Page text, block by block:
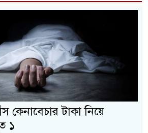
কেনাবেচার টাকা নিয়ে
১